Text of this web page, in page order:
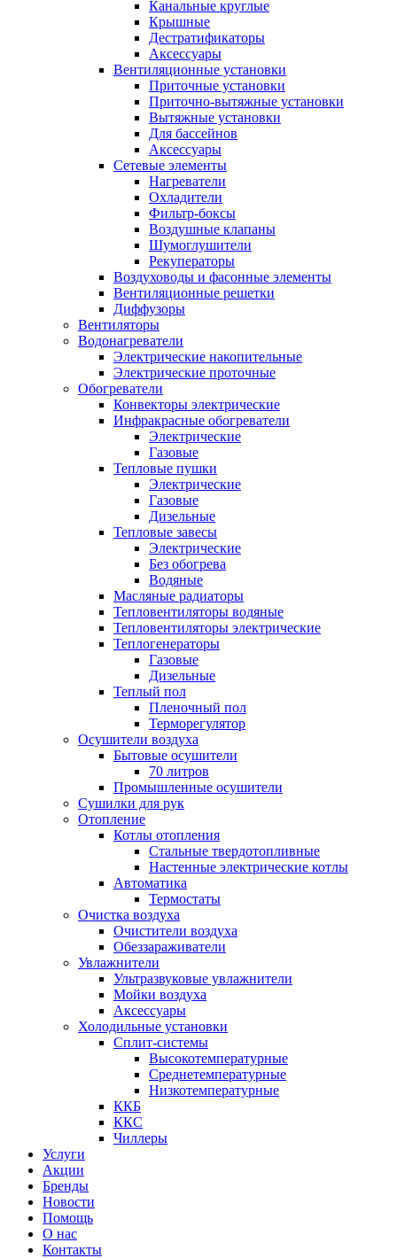
Канальные круглые
Крышные
Дестратификаторы
Аксессуары
Вентиляционные установки
Приточные установки
Приточно-вытяжные установки
Вытяжные установки
Для бассейнов
Аксессуары
Сетевые элементы
Нагреватели
Охладители
Фильтр-боксы
Воздушные клапаны
Шумоглушители
Рекуператоры
Воздуховоды и фасонные элементы
Вентиляционные решетки
Диффузоры
Вентиляторы
Водонагреватели
Электрические накопительные
Электрические проточные
Обогреватели
Конвекторы электрические
Инфракрасные обогреватели
Электрические
Газовые
Тепловые пушки
Электрические
Газовые
Дизельные
Тепловые завесы
Электрические
Без обогрева
Водяные
Масляные радиаторы
Тепловентиляторы водяные
Тепловентиляторы электрические
Теплогенераторы
Газовые
Дизельные
Теплый пол
Пленочный пол
Терморегулятор
Осушители воздуха
Бытовые осушители
70 литров
Промышленные осушители
Сушилки для рук
Отопление
Котлы отопления
Стальные твердотопливные
Настенные электрические котлы
Автоматика
Термостаты
Очистка воздуха
Очистители воздуха
Обеззараживатели
Увлажнители
Ультразвуковые увлажнители
Мойки воздуха
Аксессуары
Холодильные установки
Сплит-системы
Высокотемпературные
Среднетемпературные
Низкотемпературные
ККБ
ККС
Чиллеры
Услуги
Акции
Бренды
Новости
Помощь
О нас
Контакты